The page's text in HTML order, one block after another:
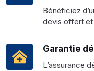
Bénéficiez
devis offert et
Garantie
L’assurance